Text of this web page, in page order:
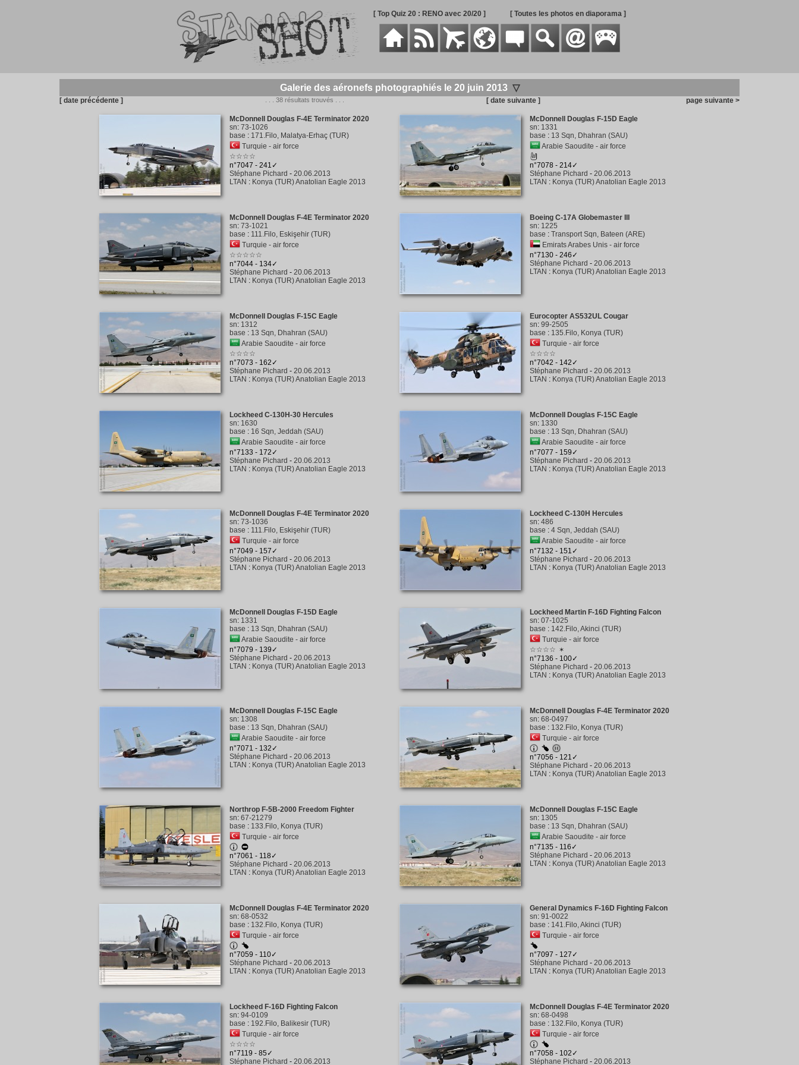
[ Top Quiz 20 : RENO avec 20/20 ] [ Toutes les photos en diaporama ]
Galerie des aéronefs photographiés le 20 juin 2013▽
[ date précédente ] . . . 38 résultats trouvés . . . [ date suivante ] page suivante >
McDonnell Douglas F-4E Terminator 2020
sn: 73-1026
base : 171.Filo, Malatya-Erhaç (TUR)
Turquie - air force
☆☆☆☆
n°7047 - 241✓
Stéphane Pichard - 20.06.2013
LTAN : Konya (TUR) Anatolian Eagle 2013
McDonnell Douglas F-15D Eagle
sn: 1331
base : 13 Sqn, Dhahran (SAU)
Arabie Saoudite - air force
n°7078 - 214✓
Stéphane Pichard - 20.06.2013
LTAN : Konya (TUR) Anatolian Eagle 2013
McDonnell Douglas F-4E Terminator 2020
sn: 73-1021
base : 111.Filo, Eskişehir (TUR)
Turquie - air force
☆☆☆☆☆
n°7044 - 134✓
Stéphane Pichard - 20.06.2013
LTAN : Konya (TUR) Anatolian Eagle 2013
Boeing C-17A Globemaster III
sn: 1225
base : Transport Sqn, Bateen (ARE)
Emirats Arabes Unis - air force
n°7130 - 246✓
Stéphane Pichard - 20.06.2013
LTAN : Konya (TUR) Anatolian Eagle 2013
McDonnell Douglas F-15C Eagle
sn: 1312
base : 13 Sqn, Dhahran (SAU)
Arabie Saoudite - air force
☆☆☆☆
n°7073 - 162✓
Stéphane Pichard - 20.06.2013
LTAN : Konya (TUR) Anatolian Eagle 2013
Eurocopter AS532UL Cougar
sn: 99-2505
base : 135.Filo, Konya (TUR)
Turquie - air force
☆☆☆☆
n°7042 - 142✓
Stéphane Pichard - 20.06.2013
LTAN : Konya (TUR) Anatolian Eagle 2013
Lockheed C-130H-30 Hercules
sn: 1630
base : 16 Sqn, Jeddah (SAU)
Arabie Saoudite - air force
n°7133 - 172✓
Stéphane Pichard - 20.06.2013
LTAN : Konya (TUR) Anatolian Eagle 2013
McDonnell Douglas F-15C Eagle
sn: 1330
base : 13 Sqn, Dhahran (SAU)
Arabie Saoudite - air force
n°7077 - 159✓
Stéphane Pichard - 20.06.2013
LTAN : Konya (TUR) Anatolian Eagle 2013
McDonnell Douglas F-4E Terminator 2020
sn: 73-1036
base : 111.Filo, Eskişehir (TUR)
Turquie - air force
n°7049 - 157✓
Stéphane Pichard - 20.06.2013
LTAN : Konya (TUR) Anatolian Eagle 2013
Lockheed C-130H Hercules
sn: 486
base : 4 Sqn, Jeddah (SAU)
Arabie Saoudite - air force
n°7132 - 151✓
Stéphane Pichard - 20.06.2013
LTAN : Konya (TUR) Anatolian Eagle 2013
McDonnell Douglas F-15D Eagle
sn: 1331
base : 13 Sqn, Dhahran (SAU)
Arabie Saoudite - air force
n°7079 - 139✓
Stéphane Pichard - 20.06.2013
LTAN : Konya (TUR) Anatolian Eagle 2013
Lockheed Martin F-16D Fighting Falcon
sn: 07-1025
base : 142.Filo, Akinci (TUR)
Turquie - air force
☆☆☆☆ ✶
n°7136 - 100✓
Stéphane Pichard - 20.06.2013
LTAN : Konya (TUR) Anatolian Eagle 2013
McDonnell Douglas F-15C Eagle
sn: 1308
base : 13 Sqn, Dhahran (SAU)
Arabie Saoudite - air force
n°7071 - 132✓
Stéphane Pichard - 20.06.2013
LTAN : Konya (TUR) Anatolian Eagle 2013
McDonnell Douglas F-4E Terminator 2020
sn: 68-0497
base : 132.Filo, Konya (TUR)
Turquie - air force
n°7056 - 121✓
Stéphane Pichard - 20.06.2013
LTAN : Konya (TUR) Anatolian Eagle 2013
Northrop F-5B-2000 Freedom Fighter
sn: 67-21279
base : 133.Filo, Konya (TUR)
Turquie - air force
n°7061 - 118✓
Stéphane Pichard - 20.06.2013
LTAN : Konya (TUR) Anatolian Eagle 2013
McDonnell Douglas F-15C Eagle
sn: 1305
base : 13 Sqn, Dhahran (SAU)
Arabie Saoudite - air force
n°7135 - 116✓
Stéphane Pichard - 20.06.2013
LTAN : Konya (TUR) Anatolian Eagle 2013
McDonnell Douglas F-4E Terminator 2020
sn: 68-0532
base : 132.Filo, Konya (TUR)
Turquie - air force
n°7059 - 110✓
Stéphane Pichard - 20.06.2013
LTAN : Konya (TUR) Anatolian Eagle 2013
General Dynamics F-16D Fighting Falcon
sn: 91-0022
base : 141.Filo, Akinci (TUR)
Turquie - air force
n°7097 - 127✓
Stéphane Pichard - 20.06.2013
LTAN : Konya (TUR) Anatolian Eagle 2013
Lockheed F-16D Fighting Falcon
sn: 94-0109
base : 192.Filo, Balikesir (TUR)
Turquie - air force
☆☆☆☆
n°7119 - 85✓
Stéphane Pichard - 20.06.2013
McDonnell Douglas F-4E Terminator 2020
sn: 68-0498
base : 132.Filo, Konya (TUR)
Turquie - air force
n°7058 - 102✓
Stéphane Pichard - 20.06.2013